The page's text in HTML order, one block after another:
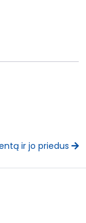
ir jo priedus